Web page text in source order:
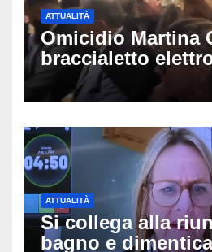
ATTUALITÀ
Omicidio Martina
braccialetto
genitori della
potranno
ATTUALITÀ
Si collega alla
bagno e